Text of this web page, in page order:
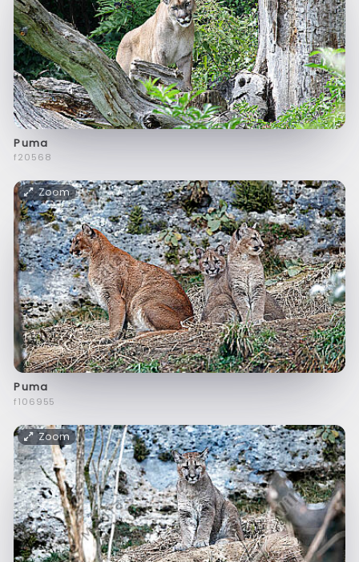
Puma
f20568
Zoom
Puma
f106955
Zoom